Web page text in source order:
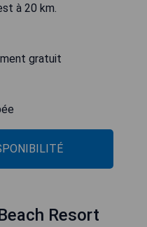
à 20 km.
gratuit
Resort